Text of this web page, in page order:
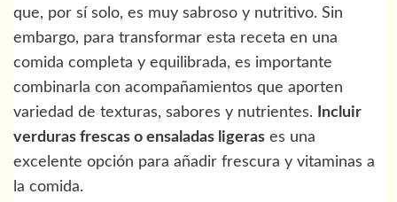
que, por sí solo, es muy sabroso y nutritivo. Sin
embargo, para transformar esta receta en una
comida completa y equilibrada, es importante
combinarla con acompañamientos que aporten
variedad de texturas, sabores y nutrientes.
Incluir
verduras frescas o ensaladas ligeras es una
excelente opción para añadir frescura y vitaminas a
la comida.